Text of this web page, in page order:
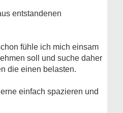
entstandenen
fühle ich mich einsam
soll und suche daher
die einen belasten.
einfach spazieren und